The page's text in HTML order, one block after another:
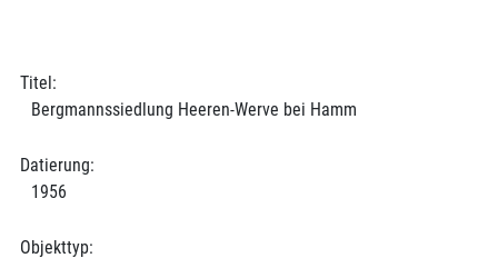
Titel:
Bergmannssiedlung Heeren-Werve bei Hamm
Datierung:
1956
Objekttyp: